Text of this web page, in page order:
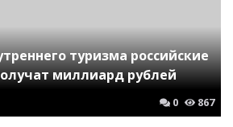
туризма российские
миллиард рублей
0 867